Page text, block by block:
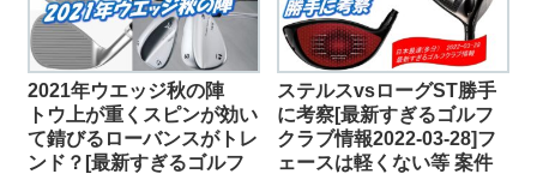
2021年ウエッジ秋の陣
トウ上が重くスピンが効い
て錆びるローバンスがトレ
ンド？[最新すぎるゴルフ
ステルスvsローグST勝手
に考察[最新すぎるゴルフ
クラブ情報2022-03-28]フ
ェースは軽くない等 案件